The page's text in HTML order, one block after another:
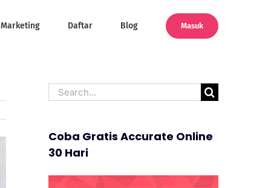
Marketing Daftar Blog Masuk
Search
Coba Gratis Accurate Online
30 Hari